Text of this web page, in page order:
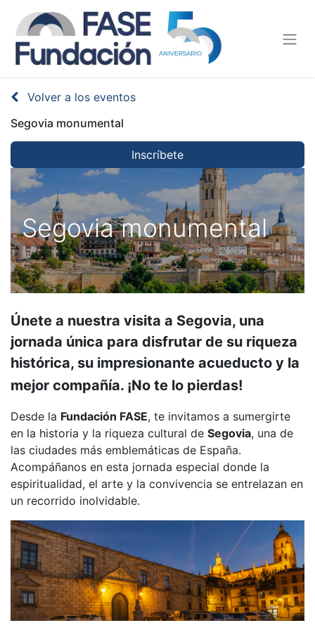
Volver a los eventos
Segovia monumental
Inscríbete
Segovia monumental
Únete a nuestra visita a Segovia, una
jornada única para disfrutar de su riqueza
histórica, su impresionante acueducto y la
mejor compañía. ¡No te lo pierdas!
Desde la Fundación FASE, te invitamos a sumergirte
en la historia y la riqueza cultural de Segovia, una de
las ciudades más emblemáticas de España.
Acompáñanos en esta jornada especial donde la
espiritualidad, el arte y la convivencia se entrelazan en
un recorrido inolvidable.